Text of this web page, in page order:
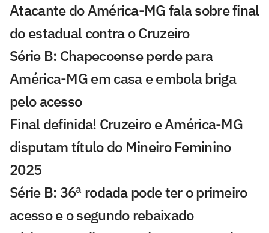
Atacante do América-MG fala sobre final
do estadual contra o Cruzeiro
Série B: Chapecoense perde para
América-MG em casa e embola briga
pelo acesso
Final definida! Cruzeiro e América-MG
disputam título do Mineiro Feminino
2025
Série B: 36ª rodada pode ter o primeiro
acesso e o segundo rebaixado